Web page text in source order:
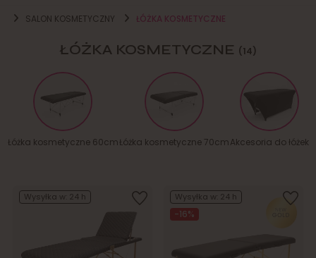
SALON KOSMETYCZNY ŁÓŻKA KOSMETYCZNE
ŁÓŻKA KOSMETYCZNE (14)
Łóżka kosmetyczne 60cmŁóżka kosmetyczne 70cmAkcesoria do łóżek
Wysyłka w: 24 h Wysyłka w: 24 h
-16%